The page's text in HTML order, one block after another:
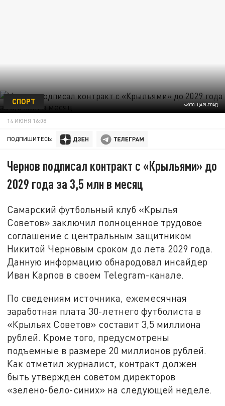
ФОТО: ЦАРЬГРАД
СПОРТ
14 ИЮНЯ 16:08
ПОДПИШИТЕСЬ:
Чернов подписал контракт с «Крыльями» до
2029 года за 3,5 млн в месяц
Самарский футбольный клуб «Крылья
Советов» заключил полноценное трудовое
соглашение с центральным защитником
Никитой Черновым сроком до лета 2029 года.
Данную информацию обнародовал инсайдер
Иван Карпов в своем Telegram-канале.
По сведениям источника, ежемесячная
заработная плата 30-летнего футболиста в
«Крыльях Советов» составит 3,5 миллиона
рублей. Кроме того, предусмотрены
подъемные в размере 20 миллионов рублей.
Как отметил журналист, контракт должен
быть утвержден советом директоров
«зелено-бело-синих» на следующей неделе.